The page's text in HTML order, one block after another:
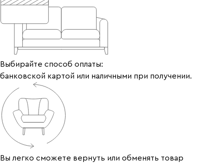
Выбирайте способ оплаты:
банковской картой или наличными при получении.
Вы легко сможете вернуть или обменять товар